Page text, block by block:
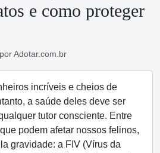
e como proteger
porAdotar.com.br
incríveis e cheios de
a saúde deles deve ser
tutor consciente. Entre
podem afetar nossos felinos,
gravidade: a FIV (Vírus da